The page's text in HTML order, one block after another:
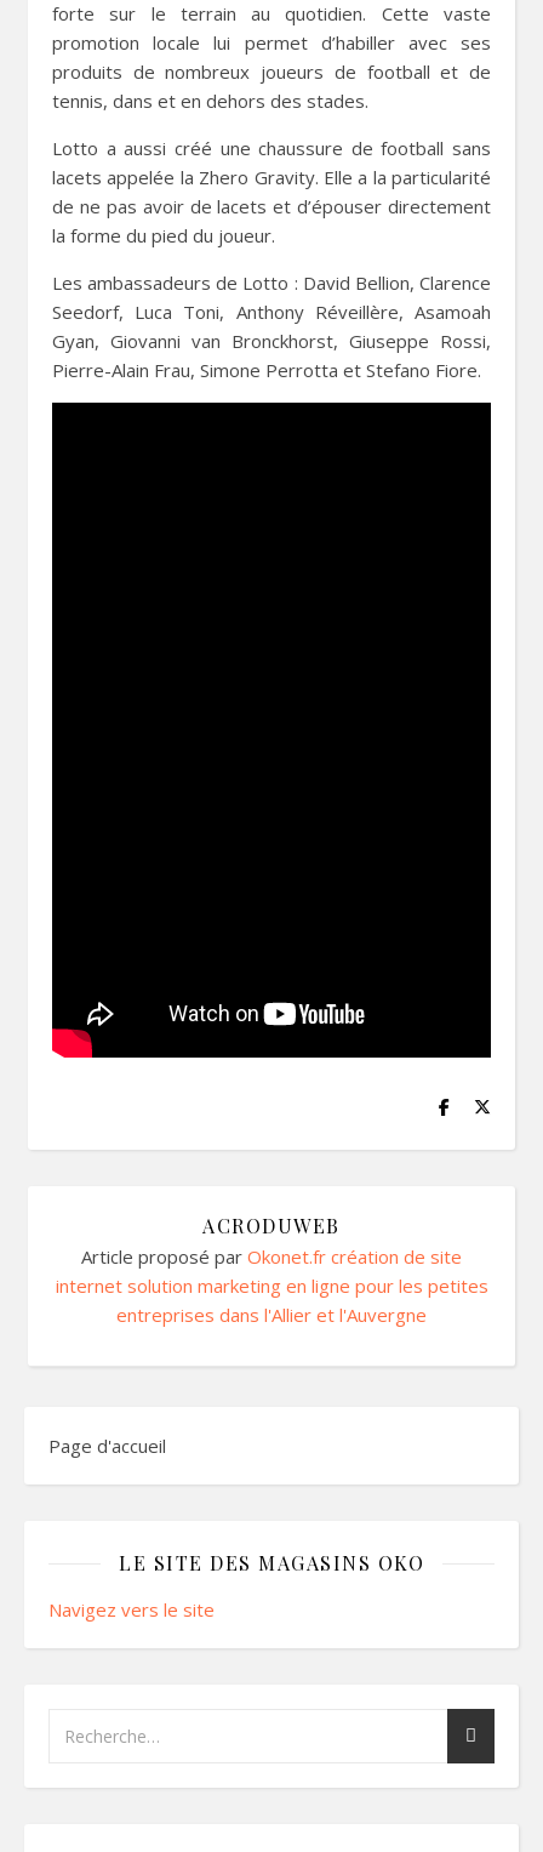
forte sur le terrain au quotidien. Cette vaste
promotion locale lui permet d’habiller avec ses
produits de nombreux joueurs de football et de
tennis, dans et en dehors des stades.
Lotto a aussi créé une chaussure de football sans
lacets appelée la Zhero Gravity. Elle a la particularité
de ne pas avoir de lacets et d’épouser directement
la forme du pied du joueur.
Les ambassadeurs de Lotto : David Bellion, Clarence
Seedorf, Luca Toni, Anthony Réveillère, Asamoah
Gyan, Giovanni van Bronckhorst, Giuseppe Rossi,
Pierre-Alain Frau, Simone Perrotta et Stefano Fiore.
ACRODUWEB
Article proposé par Okonet.fr création de site
internet solution marketing en ligne pour les petites
entreprises dans l'Allier et l'Auvergne
Page d'accueil
LE SITE DES MAGASINS OKO
Navigez vers le site